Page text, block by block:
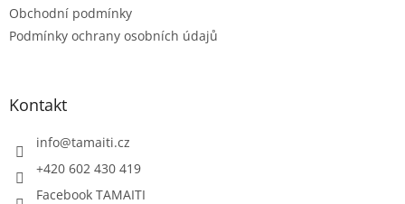
Obchodní podmínky
Podmínky ochrany osobních údajů
Kontakt
info@tamaiti.cz
+420 602 430 419
Facebook TAMAITI